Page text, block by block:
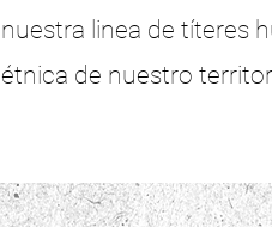
nuestra linea de títeres
étnica de nuestro